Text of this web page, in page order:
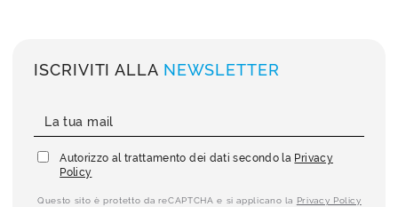
ISCRIVITI ALLA NEWSLETTER
Autorizzo al trattamento dei dati secondo la Privacy
Policy
Questo sito è protetto da reCAPTCHA e si applicano la Privacy Policy